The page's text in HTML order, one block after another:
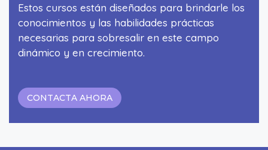
Estos cursos están diseñados para brindarle los
conocimientos y las habilidades prácticas
necesarias para sobresalir en este campo
dinámico y en crecimiento.
CONTACTA AHORA